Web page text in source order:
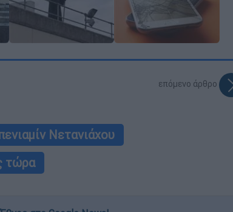
επόμενο άρθρο
Νετανιάχου
τώρα